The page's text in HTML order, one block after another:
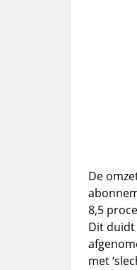
De
8,5
Dit duidt
met